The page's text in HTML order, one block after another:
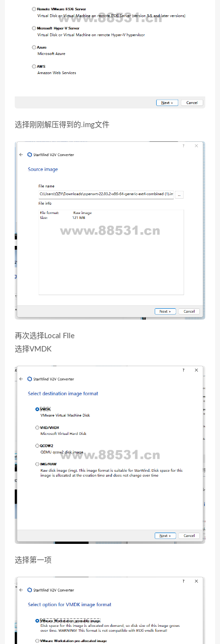
选择刚刚解压得到的.img文件
再次选择Local FIle
选择VMDK
选择第一项